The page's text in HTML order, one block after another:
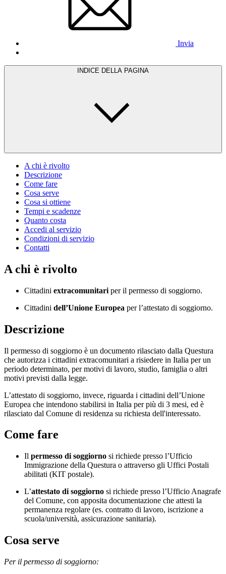
Invia
INDICE DELLA PAGINA
A chi è rivolto
Descrizione
Come fare
Cosa serve
Cosa si ottiene
Tempi e scadenze
Quanto costa
Accedi al servizio
Condizioni di servizio
Contatti
A chi è rivolto
Cittadini extracomunitari per il permesso di soggiorno.
Cittadini dell’Unione Europea per l’attestato di soggiorno.
Descrizione
Il permesso di soggiorno è un documento rilasciato dalla Questura
che autorizza i cittadini extracomunitari a risiedere in Italia per un
periodo determinato, per motivi di lavoro, studio, famiglia o altri
motivi previsti dalla legge.
L’attestato di soggiorno, invece, riguarda i cittadini dell’Unione
Europea che intendono stabilirsi in Italia per più di 3 mesi, ed è
rilasciato dal Comune di residenza su richiesta dell'interessato.
Come fare
Il permesso di soggiorno si richiede presso l’Ufficio
Immigrazione della Questura o attraverso gli Uffici Postali
abilitati (KIT postale).
L’attestato di soggiorno si richiede presso l’Ufficio Anagrafe
del Comune, con apposita documentazione che attesti la
permanenza regolare (es. contratto di lavoro, iscrizione a
scuola/università, assicurazione sanitaria).
Cosa serve
Per il permesso di soggiorno: